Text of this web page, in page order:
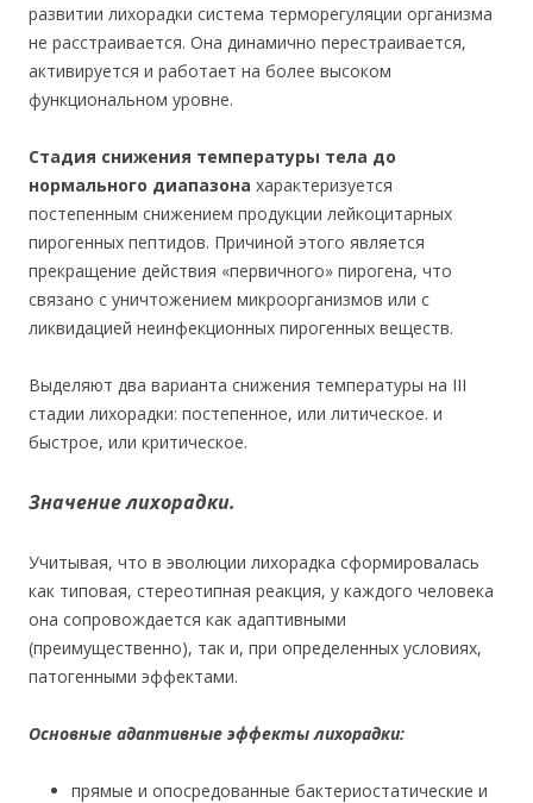
развитии лихорадки система терморегуляции организма
не расстраивается. Она динамично перестраивается,
активируется и работает на более высоком
функциональном уровне.
Стадия снижения температуры тела до
нормального диапазона характеризуется
постепенным снижением продукции лейкоцитарных
пирогенных пептидов. Причиной этого является
прекращение действия «первичного» пирогена, что
связано с уничтожением микроорганизмов или с
ликвидацией неинфекционных пирогенных веществ.
Выделяют два варианта снижения температуры на III
стадии лихорадки: постепенное, или литическое. и
быстрое, или критическое.
Значение лихорадки.
Учитывая, что в эволюции лихорадка сформировалась
как типовая, стереотипная реакция, у каждого человека
она сопровождается как адаптивными
(преимущественно), так и, при определенных условиях,
патогенными эффектами.
Основные адаптивные эффекты лихорадки:
прямые и опосредованные бактериостатические и